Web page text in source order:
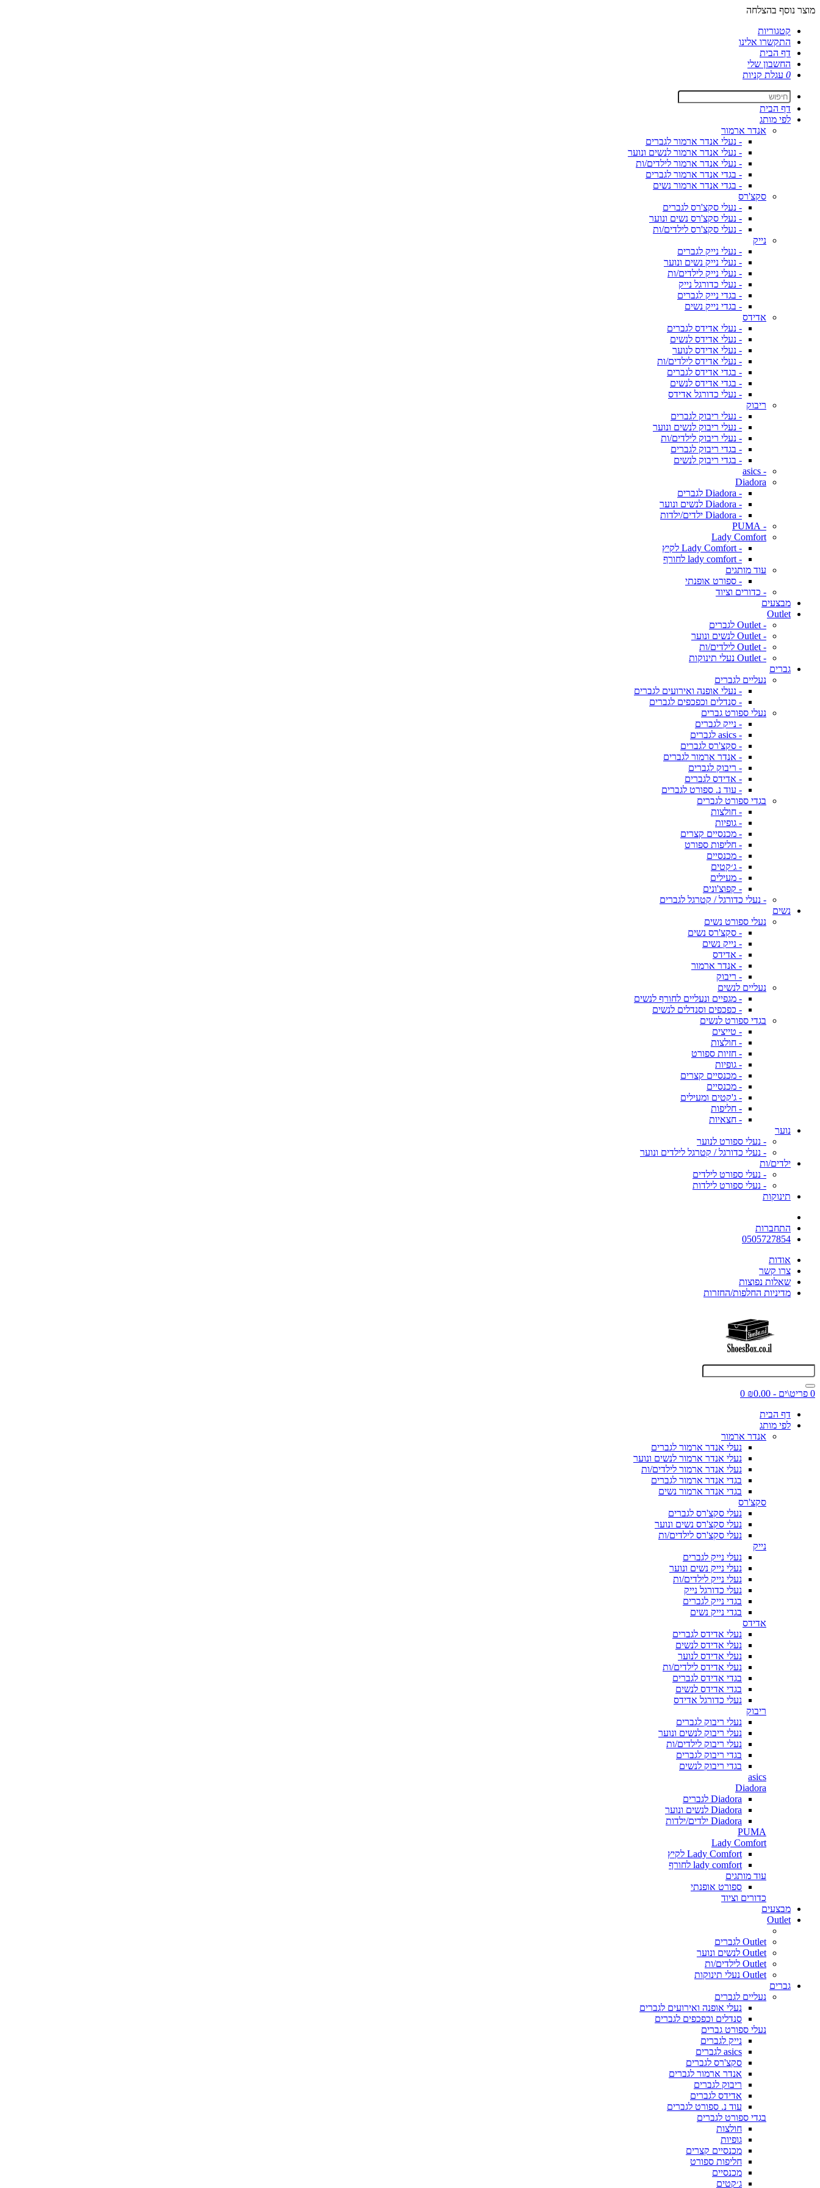
מוצר נוסף בהצלחה
קטגוריות
התקשרו אלינו
דף הבית
החשבון שלי
0 עגלת קניות
דף הבית
לפי מותג
אנדר ארמור
- נעלי אנדר ארמור לגברים
- נעלי אנדר ארמור לנשים ונוער
- נעלי אנדר ארמור לילדים/ות
- בגדי אנדר ארמור לגברים
- בגדי אנדר ארמור נשים
סקצ'רס
- נעלי סקצ'רס לגברים
- נעלי סקצ'רס נשים ונוער
- נעלי סקצ'רס לילדים/ות
נייק
- נעלי נייק לגברים
- נעלי נייק נשים ונוער
- נעלי נייק לילדים/ות
- נעלי כדורגל נייק
- בגדי נייק לגברים
- בגדי נייק נשים
אדידס
- נעלי אדידס לגברים
- נעלי אדידס לנשים
- נעלי אדידס לנוער
- נעלי אדידס לילדים/ות
- בגדי אדידס לגברים
- בגדי אדידס לנשים
- נעלי כדורגל אדידס
ריבוק
- נעלי ריבוק לגברים
- נעלי ריבוק לנשים ונוער
- נעלי ריבוק לילדים/ות
- בגדי ריבוק לגברים
- בגדי ריבוק לנשים
- asics
Diadora
- Diadora לגברים
- Diadora לנשים ונוער
- Diadora ילדים/ילדות
- PUMA
Lady Comfort
- Lady Comfort לקיץ
- lady comfort לחורף
עוד מותגים
- ספורט אופנתי
- כדורים וציוד
מבצעים
Outlet
- Outlet לגברים
- Outlet לנשים ונוער
- Outlet לילדים/ות
- Outlet נעלי תינוקות
גברים
נעליים לגברים
- נעלי אופנה ואירועים לגברים
- סנדלים וכפכפים לגברים
נעלי ספורט גברים
- נייק לגברים
- asics לגברים
- סקצ'רס לגברים
- אנדר ארמור לגברים
- ריבוק לגברים
- אדידס לגברים
- עוד נ. ספורט לגברים
בגדי ספורט לגברים
- חולצות
- גופיות
- מכנסיים קצרים
- חליפות ספורט
- מכנסיים
- ג׳קטים
- מעילים
- קפוצ'ונים
- נעלי כדורגל / קטרגל לגברים
נשים
נעלי ספורט נשים
- סקצ'רס נשים
- נייק נשים
- אדידס
- אנדר ארמור
- ריבוק
נעליים לנשים
- מגפיים ונעליים לחורף לנשים
- כפכפים וסנדלים לנשים
בגדי ספורט לנשים
- טייצים
- חולצות
- חזיות ספורט
- גופיות
- מכנסיים קצרים
- מכנסיים
- ג'קטים ומעילים
- חליפות
- חצאיות
נוער
- נעלי ספורט לנוער
- נעלי כדורגל / קטרגל לילדים ונוער
ילדים/ות
- נעלי ספורט לילדים
- נעלי ספורט לילדות
תינוקות
התחברות
0505727854
אודות
צרו קשר
שאלות נפוצות
מדיניות החלפות/החזרות
0 פריט\ים - ₪0.00
0
דף הבית
לפי מותג
אנדר ארמור
נעלי אנדר ארמור לגברים
נעלי אנדר ארמור לנשים ונוער
נעלי אנדר ארמור לילדים/ות
בגדי אנדר ארמור לגברים
בגדי אנדר ארמור נשים
סקצ'רס
נעלי סקצ'רס לגברים
נעלי סקצ'רס נשים ונוער
נעלי סקצ'רס לילדים/ות
נייק
נעלי נייק לגברים
נעלי נייק נשים ונוער
נעלי נייק לילדים/ות
נעלי כדורגל נייק
בגדי נייק לגברים
בגדי נייק נשים
אדידס
נעלי אדידס לגברים
נעלי אדידס לנשים
נעלי אדידס לנוער
נעלי אדידס לילדים/ות
בגדי אדידס לגברים
בגדי אדידס לנשים
נעלי כדורגל אדידס
ריבוק
נעלי ריבוק לגברים
נעלי ריבוק לנשים ונוער
נעלי ריבוק לילדים/ות
בגדי ריבוק לגברים
בגדי ריבוק לנשים
asics
Diadora
Diadora לגברים
Diadora לנשים ונוער
Diadora ילדים/ילדות
PUMA
Lady Comfort
Lady Comfort לקיץ
lady comfort לחורף
עוד מותגים
ספורט אופנתי
כדורים וציוד
מבצעים
Outlet
Outlet לגברים
Outlet לנשים ונוער
Outlet לילדים/ות
Outlet נעלי תינוקות
גברים
נעליים לגברים
נעלי אופנה ואירועים לגברים
סנדלים וכפכפים לגברים
נעלי ספורט גברים
נייק לגברים
asics לגברים
סקצ'רס לגברים
אנדר ארמור לגברים
ריבוק לגברים
אדידס לגברים
עוד נ. ספורט לגברים
בגדי ספורט לגברים
חולצות
גופיות
מכנסיים קצרים
חליפות ספורט
מכנסיים
ג׳קטים